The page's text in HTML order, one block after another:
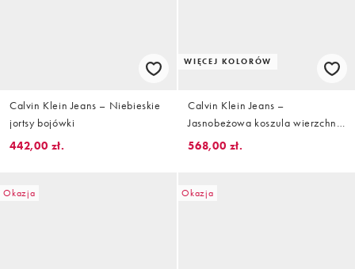
Calvin Klein Jeans – Niebieskie
jortsy bojówki
442,00 zł.
WIĘCEJ KOLORÓW
Calvin Klein Jeans –
Jasnobeżowa koszula wierzchnia
w stylu utility
568,00 zł.
Okazja Okazja